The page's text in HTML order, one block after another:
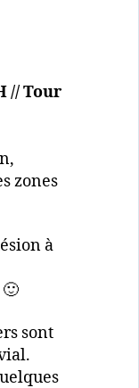
// Tour
zones
à
sont